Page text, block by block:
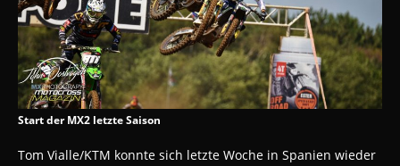
Start der MX2 letzte Saison
Tom Vialle/KTM konnte sich letzte Woche in Spanien wieder